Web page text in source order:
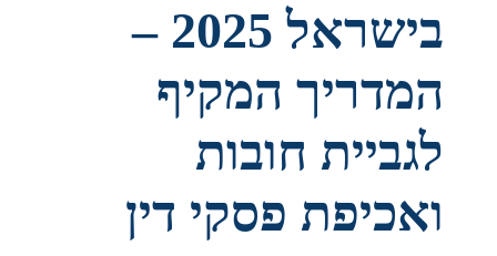
בישראל 2025 –
המדריך המקיף
לגביית חובות
ואכיפת פסקי דין